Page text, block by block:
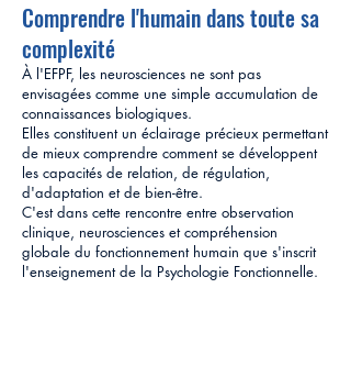
Comprendre l'humain dans toute sa
complexité
À l'EFPF, les neurosciences ne sont pas
envisagées comme une simple accumulation de
connaissances biologiques.
Elles constituent un éclairage précieux permettant
de mieux comprendre comment se développent
les capacités de relation, de régulation,
d'adaptation et de bien-être.
C'est dans cette rencontre entre observation
clinique, neurosciences et compréhension
globale du fonctionnement humain que s'inscrit
l'enseignement de la Psychologie Fonctionnelle.